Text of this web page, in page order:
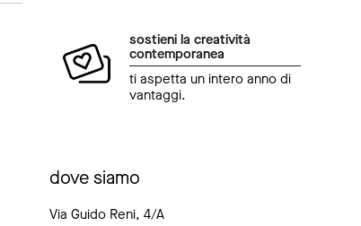
sostieni la creatività
contemporanea
ti aspetta un intero anno di
vantaggi.
dove siamo
Via Guido Reni, 4/A